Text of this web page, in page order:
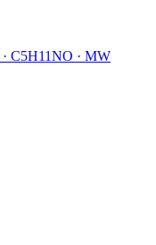
· C5H11NO · MW